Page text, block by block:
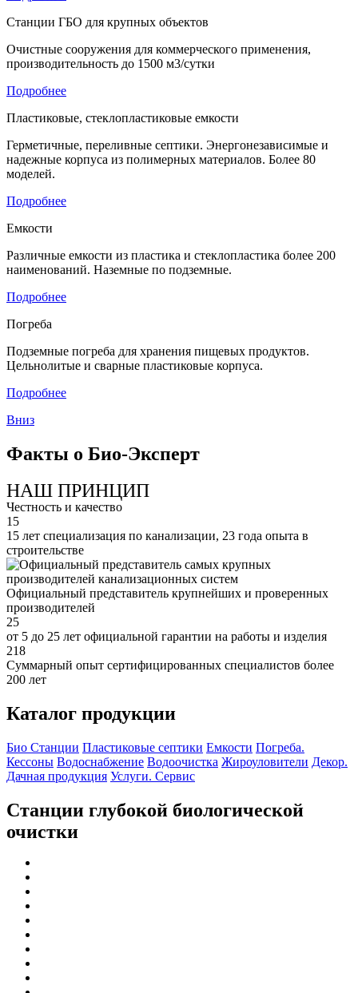
Станции ГБО для крупных объектов
Очистные сооружения для коммерческого применения,
производительность до 1500 м3/сутки
Подробнее
Пластиковые, стеклопластиковые емкости
Герметичные, переливные септики. Энергонезависимые и
надежные корпуса из полимерных материалов. Более 80
моделей.
Подробнее
Емкости
Различные емкости из пластика и стеклопластика более 200
наименований. Наземные по подземные.
Подробнее
Погреба
Подземные погреба для хранения пищевых продуктов.
Цельнолитые и сварные пластиковые корпуса.
Подробнее
Вниз
Факты о Био-Эксперт
НАШ ПРИНЦИП
Честность и качество
15
15 лет специализация по канализации, 23 года опыта в
строительстве
Официальный представитель крупнейших и проверенных
производителей
25
от 5 до 25 лет официальной гарантии на работы и изделия
218
Суммарный опыт сертифицированных специалистов более
200 лет
Каталог продукции
Био Станции Пластиковые септики Емкости Погреба.
Кессоны Водоснабжение Водоочистка Жироуловители Декор.
Дачная продукция Услуги. Сервис
Станции глубокой биологической
очистки